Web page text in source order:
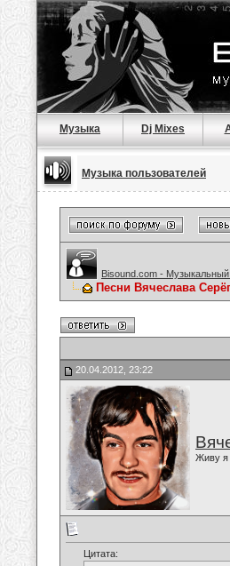
Музыка Dj Mixes
Музыка пользователей
Bisound.com - Музыкальный
Песни Вячеслава
20.04.2012, 23:22
Живу я
Цитата: